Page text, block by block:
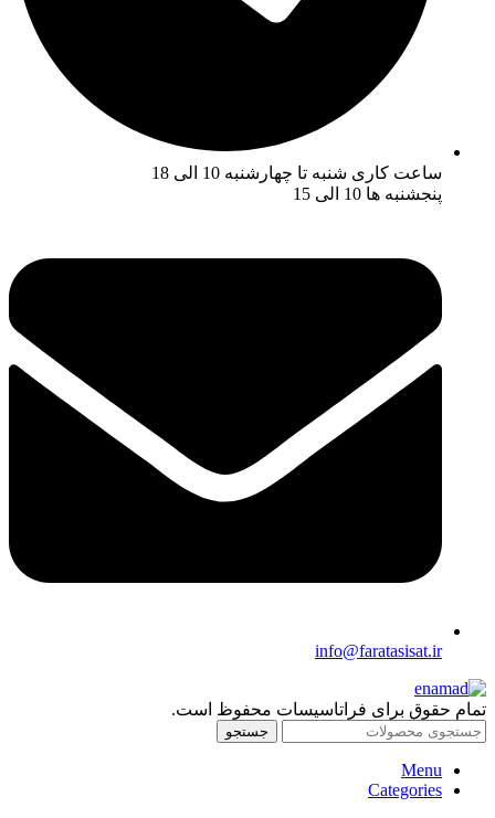
ساعت کاری شنبه تا چهارشنبه 10 الی 18
پنجشنبه ها 10 الی 15
info@faratasisat.ir
تمام حقوق برای فراتاسیسات محفوظ است.
جستجو
Menu
Categories